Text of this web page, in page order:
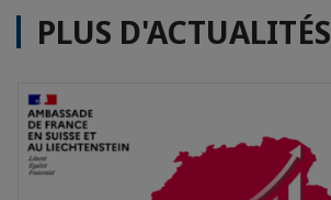
PLUS D'ACTUALITÉS